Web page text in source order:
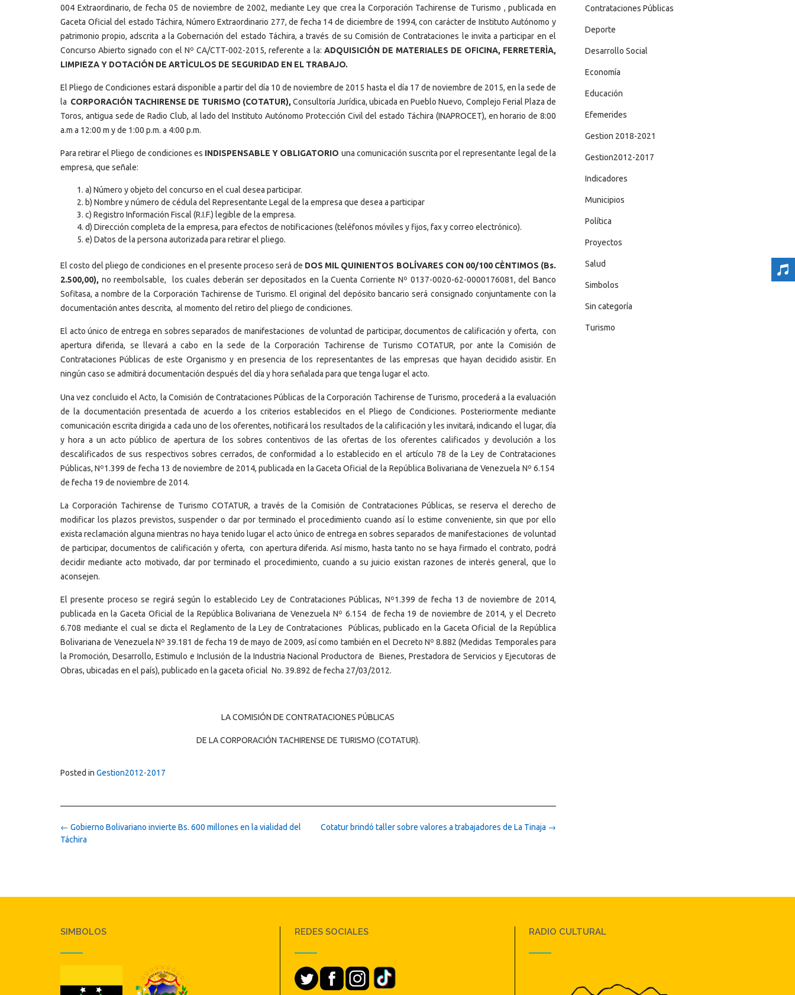
004 Extraordinario, de fecha 05 de noviembre de 2002, mediante Ley que crea la Corporación Tachirense de Turismo , publicada en
Gaceta Oficial del estado Táchira, Número Extraordinario 277, de fecha 14 de diciembre de 1994, con carácter de Instituto Autónomo y
patrimonio propio, adscrita a la Gobernación del estado Táchira, a través de su Comisión de Contrataciones le invita a participar en el
Concurso Abierto signado con el Nº CA/CTT-002-2015, referente a la: ADQUISICIÓN DE MATERIALES DE OFICINA, FERRETERÌA,
LIMPIEZA Y DOTACIÓN DE ARTÌCULOS DE SEGURIDAD EN EL TRABAJO.
El Pliego de Condiciones estará disponible a partir del día 10 de noviembre de 2015 hasta el día 17 de noviembre de 2015, en la sede de
la CORPORACIÓN TACHIRENSE DE TURISMO (COTATUR), Consultoría Jurídica, ubicada en Pueblo Nuevo, Complejo Ferial Plaza de
Toros, antigua sede de Radio Club, al lado del Instituto Autónomo Protección Civil del estado Táchira (INAPROCET), en horario de 8:00
a.m a 12:00 m y de 1:00 p.m. a 4:00 p.m.
Para retirar el Pliego de condiciones es INDISPENSABLE Y OBLIGATORIO una comunicación suscrita por el representante legal de la
empresa, que señale:
a) Número y objeto del concurso en el cual desea participar.
b) Nombre y número de cédula del Representante Legal de la empresa que desea a participar
c) Registro Información Fiscal (R.I.F.) legible de la empresa.
d) Dirección completa de la empresa, para efectos de notificaciones (teléfonos móviles y fijos, fax y correo electrónico).
e) Datos de la persona autorizada para retirar el pliego.
El costo del pliego de condiciones en el presente proceso será de DOS MIL QUINIENTOS BOLÍVARES CON 00/100 CÈNTIMOS (Bs.
2.500,00), no reembolsable, los cuales deberán ser depositados en la Cuenta Corriente Nº 0137-0020-62-0000176081, del Banco
Sofitasa, a nombre de la Corporación Tachirense de Turismo. El original del depósito bancario será consignado conjuntamente con la
documentación antes descrita, al momento del retiro del pliego de condiciones.
El acto único de entrega en sobres separados de manifestaciones de voluntad de participar, documentos de calificación y oferta, con
apertura diferida, se llevará a cabo en la sede de la Corporación Tachirense de Turismo COTATUR, por ante la Comisión de
Contrataciones Públicas de este Organismo y en presencia de los representantes de las empresas que hayan decidido asistir. En
ningún caso se admitirá documentación después del día y hora señalada para que tenga lugar el acto.
Una vez concluido el Acto, la Comisión de Contrataciones Públicas de la Corporación Tachirense de Turismo, procederá a la evaluación
de la documentación presentada de acuerdo a los criterios establecidos en el Pliego de Condiciones. Posteriormente mediante
comunicación escrita dirigida a cada uno de los oferentes, notificará los resultados de la calificación y les invitará, indicando el lugar, día
y hora a un acto público de apertura de los sobres contentivos de las ofertas de los oferentes calificados y devolución a los
descalificados de sus respectivos sobres cerrados, de conformidad a lo establecido en el artículo 78 de la Ley de Contrataciones
Públicas, Nº1.399 de fecha 13 de noviembre de 2014, publicada en la Gaceta Oficial de la República Bolivariana de Venezuela Nº 6.154
de fecha 19 de noviembre de 2014.
La Corporación Tachirense de Turismo COTATUR, a través de la Comisión de Contrataciones Públicas, se reserva el derecho de
modificar los plazos previstos, suspender o dar por terminado el procedimiento cuando así lo estime conveniente, sin que por ello
exista reclamación alguna mientras no haya tenido lugar el acto único de entrega en sobres separados de manifestaciones de voluntad
de participar, documentos de calificación y oferta, con apertura diferida. Así mismo, hasta tanto no se haya firmado el contrato, podrá
decidir mediante acto motivado, dar por terminado el procedimiento, cuando a su juicio existan razones de interés general, que lo
aconsejen.
El presente proceso se regirá según lo establecido Ley de Contrataciones Públicas, Nº1.399 de fecha 13 de noviembre de 2014,
publicada en la Gaceta Oficial de la República Bolivariana de Venezuela Nº 6.154 de fecha 19 de noviembre de 2014, y el Decreto
6.708 mediante el cual se dicta el Reglamento de la Ley de Contrataciones Públicas, publicado en la Gaceta Oficial de la República
Bolivariana de Venezuela Nº 39.181 de fecha 19 de mayo de 2009, así como también en el Decreto Nº 8.882 (Medidas Temporales para
la Promoción, Desarrollo, Estimulo e Inclusión de la Industria Nacional Productora de Bienes, Prestadora de Servicios y Ejecutoras de
Obras, ubicadas en el país), publicado en la gaceta oficial No. 39.892 de fecha 27/03/2012.
LA COMISIÓN DE CONTRATACIONES PÚBLICAS
DE LA CORPORACIÓN TACHIRENSE DE TURISMO (COTATUR).
Posted in Gestion2012-2017
Post
navigation
Cotatur brindó taller sobre valores a trabajadores de La Tinaja →
← Gobierno Bolivariano invierte Bs. 600 millones en la vialidad del
Táchira
Contrataciones Públicas
Deporte
Desarrollo Social
Economía
Educación
Efemerides
Gestion 2018-2021
Gestion2012-2017
Indicadores
Municipios
Política
Proyectos
Salud
Simbolos
Sin categoría
Turismo
SIMBOLOS REDES SOCIALES RADIO CULTURAL